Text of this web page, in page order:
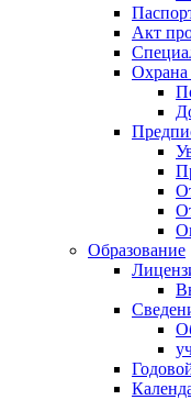
Акт
Охрана
Образование